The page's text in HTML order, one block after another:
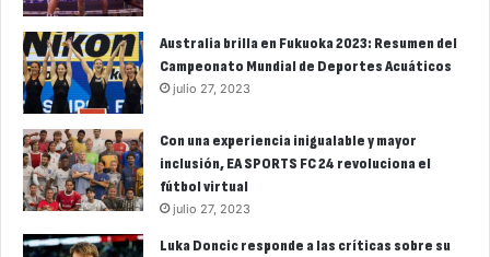
Australia brilla en Fukuoka 2023: Resumen del
Campeonato Mundial de Deportes Acuáticos
julio 27, 2023
Con una experiencia inigualable y mayor
inclusión, EA SPORTS FC 24 revoluciona el
fútbol virtual
julio 27, 2023
Luka Doncic responde a las críticas sobre su